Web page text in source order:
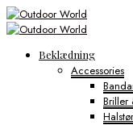
Beklædning
Accessories
Briller